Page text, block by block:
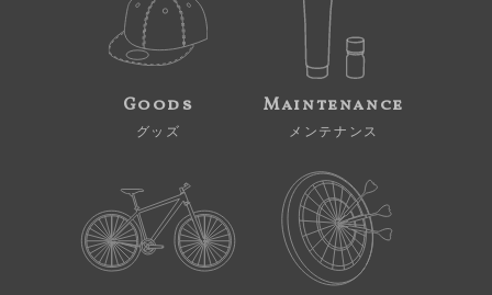
Goods
グッズ
Maintenance
メンテナンス